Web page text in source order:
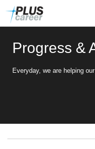
Progress &
Everyday, we are helping